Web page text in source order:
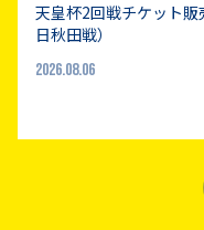
天皇杯2回戦チケット
日秋田戦）
2026.08.06